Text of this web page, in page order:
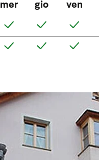
mer gio ven